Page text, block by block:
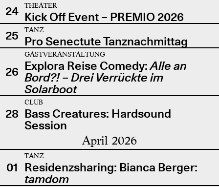
24
THEATER
Kick Off Event – PREMIO 2026
25
TANZ
Pro Senectute Tanznachmittag
26
GASTVERANSTALTUNG
Explora Reise Comedy:Alle an
Bord?! – Drei Verrückte im
Solarboot
28
CLUB
Bass Creatures: Hardsound
Session
April 2026
01
TANZ
Residenzsharing: Bianca Berger:
tamdom